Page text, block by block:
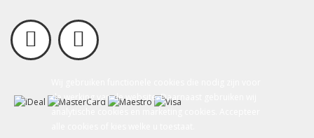
de werking van de website. Daarnaast gebruiken wij